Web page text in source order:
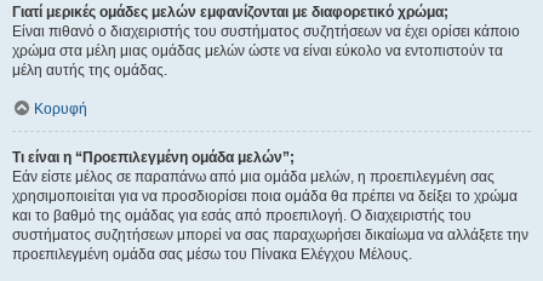
Γιατί μερικές ομάδες μελών εμφανίζονται με διαφορετικό χρώμα;
Είναι πιθανό ο διαχειριστής του συστήματος συζητήσεων να έχει ορίσει κάποιο
χρώμα στα μέλη μιας ομάδας μελών ώστε να είναι εύκολο να εντοπιστούν τα
μέλη αυτής της ομάδας.
Κορυφή
Τι είναι η “Προεπιλεγμένη ομάδα μελών”;
Εάν είστε μέλος σε παραπάνω από μια ομάδα μελών, η προεπιλεγμένη σας
χρησιμοποιείται για να προσδιορίσει ποια ομάδα θα πρέπει να δείξει το χρώμα
και το βαθμό της ομάδας για εσάς από προεπιλογή. Ο διαχειριστής του
συστήματος συζητήσεων μπορεί να σας παραχωρήσει δικαίωμα να αλλάξετε την
προεπιλεγμένη ομάδα σας μέσω του Πίνακα Ελέγχου Μέλους.